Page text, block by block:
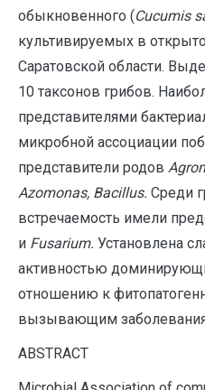
обыкновенного (Cucumis
культивируемых в
Саратовской области.
10 таксонов грибов.
представителями
микробной ассоциации
представители родов
Azomonas, Bacillus. Среди
встречаемость имели
и Fusarium. Установлена
активностью
отношению к
вызывающим
ABSTRACT